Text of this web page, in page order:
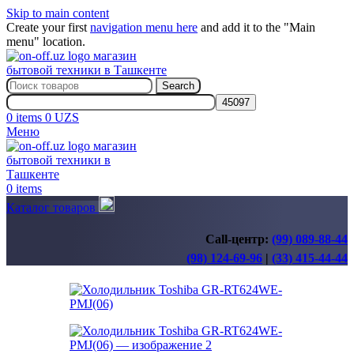
Skip to main content
Create your first navigation menu here and add it to the "Main
menu" location.
Search
0 items 0 UZS
Меню
0 items
Каталог товаров
Call-центр: (99) 089-88-44
(98) 124-69-96 | (33) 415-44-44